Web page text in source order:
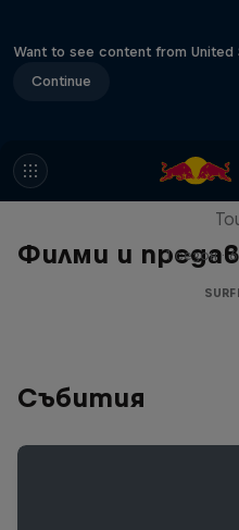
Want to see content from United
Continue
Филми и
WSL
1 сезон ·
Събития